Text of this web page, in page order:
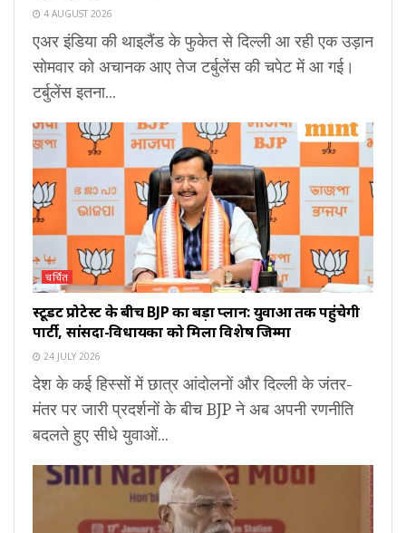
4 AUGUST 2026
एअर इंडिया की थाइलैंड के फुकेत से दिल्ली आ रही एक उड़ान
सोमवार को अचानक आए तेज टर्बुलेंस की चपेट में आ गई।
टर्बुलेंस इतना...
चर्चित
स्टूडेंट प्रोटेस्ट के बीच BJP का बड़ा प्लान: युवाओं तक पहुंचेगी
पार्टी, सांसदों-विधायकों को मिला विशेष जिम्मा
24 JULY 2026
देश के कई हिस्सों में छात्र आंदोलनों और दिल्ली के जंतर-
मंतर पर जारी प्रदर्शनों के बीच BJP ने अब अपनी रणनीति
बदलते हुए सीधे युवाओं...